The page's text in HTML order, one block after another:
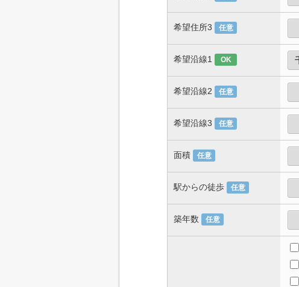
希望住所3 任意
希望沿線1 OK
希望沿線2 任意
希望沿線3 任意
面積 任意
駅からの徒歩 任意
築年数 任意